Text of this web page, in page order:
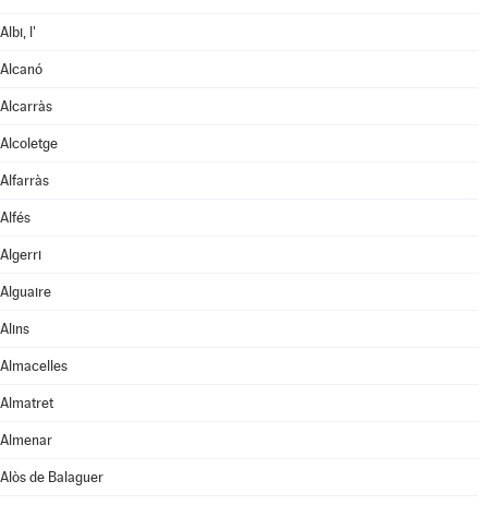
Albi, l'
Alcanó
Alcarràs
Alcoletge
Alfarràs
Alfés
Algerri
Alguaire
Alins
Almacelles
Almatret
Almenar
Alòs de Balaguer